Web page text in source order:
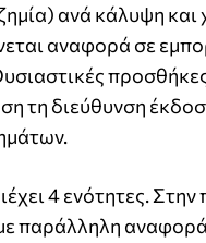
ανά κάλυψη
αναφορά σε
τη διεύθυνση
4 ενότητες.
παράλληλη